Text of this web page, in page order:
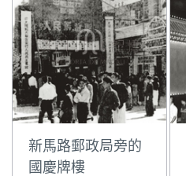
新馬路郵政局旁的
國慶牌樓